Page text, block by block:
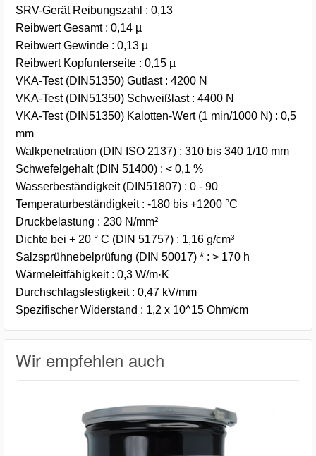
SRV-Gerät Reibungszahl : 0,13
Reibwert Gesamt : 0,14 µ
Reibwert Gewinde : 0,13 µ
Reibwert Kopfunterseite : 0,15 µ
VKA-Test (DIN51350) Gutlast : 4200 N
VKA-Test (DIN51350) Schweißlast : 4400 N
VKA-Test (DIN51350) Kalotten-Wert (1 min/1000 N) : 0,5
mm
Walkpenetration (DIN ISO 2137) : 310 bis 340 1/10 mm
Schwefelgehalt (DIN 51400) : < 0,1 %
Wasserbeständigkeit (DIN51807) : 0 - 90
Temperaturbeständigkeit : -180 bis +1200 °C
Druckbelastung : 230 N/mm²
Dichte bei + 20 ° C (DIN 51757) : 1,16 g/cm³
Salzsprühnebelprüfung (DIN 50017) * : > 170 h
Wärmeleitfähigkeit : 0,3 W/m·K
Durchschlagsfestigkeit : 0,47 kV/mm
Spezifischer Widerstand : 1,2 x 10^15 Ohm/cm
Wir empfehlen auch